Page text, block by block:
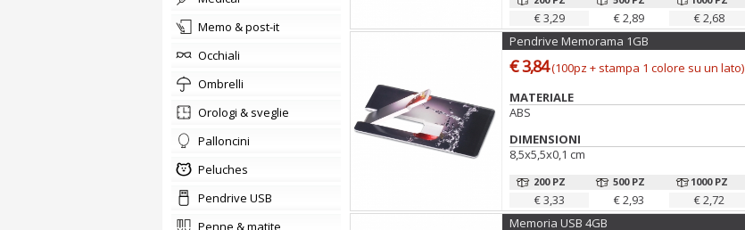
memo & post-it
occhiali
ombrelli
orologi & sveglie
Palloncini
Peluches
Pendrive USB
penne & matite
€ 3,29 € 2,89 € 2,68
Pendrive Memorama 1GB
€ 3,84(100pz + stampa 1 colore su un lato)
MATERIALE
ABS
DIMENSIONI
8,5x5,5x0,1 cm
200 PZ
€ 3,33
500 PZ
€ 2,93
1000 PZ
€ 2,72
Memoria USB 4GB